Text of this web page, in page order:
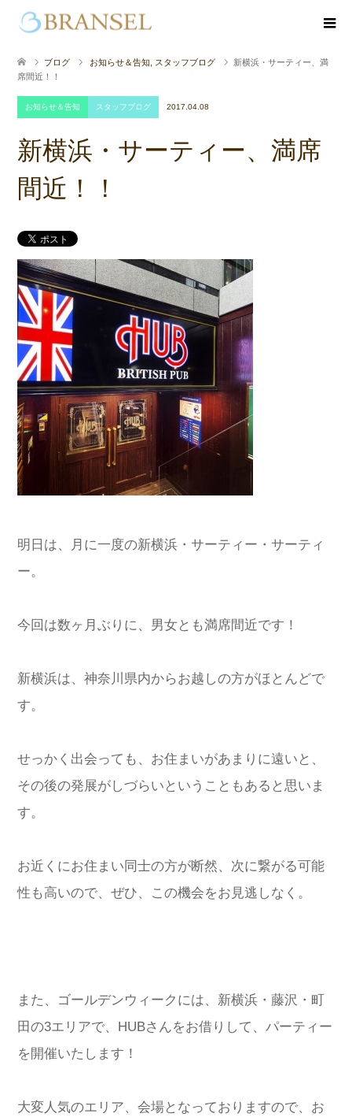
ブログ お知らせ＆告知 スタッフブログ
新横浜・サーティー、満
席間近！！
お知らせ＆告知 スタッフブログ 2017.04.08
新横浜・サーティー、満席
間近！！
明日は、月に一度の新横浜・サーティー・サーティ
ー。
今回は数ヶ月ぶりに、男女とも満席間近です！
新横浜は、神奈川県内からお越しの方がほとんどで
す。
せっかく出会っても、お住まいがあまりに遠いと、
その後の発展がしづらいということもあると思いま
す。
お近くにお住まい同士の方が断然、次に繋がる可能
性も高いので、ぜひ、この機会をお見逃しなく。
また、ゴールデンウィークには、新横浜・藤沢・町
田の3エリアで、HUBさんをお借りして、パーティー
を開催いたします！
大変人気のエリア、会場となっておりますので、お